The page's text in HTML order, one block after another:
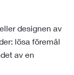
designen av
lösa föremål
av en